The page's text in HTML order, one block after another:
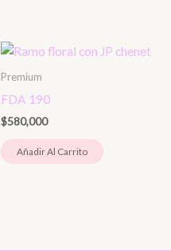
Premium
FDA 190
$580,000
Añadir Al Carrito